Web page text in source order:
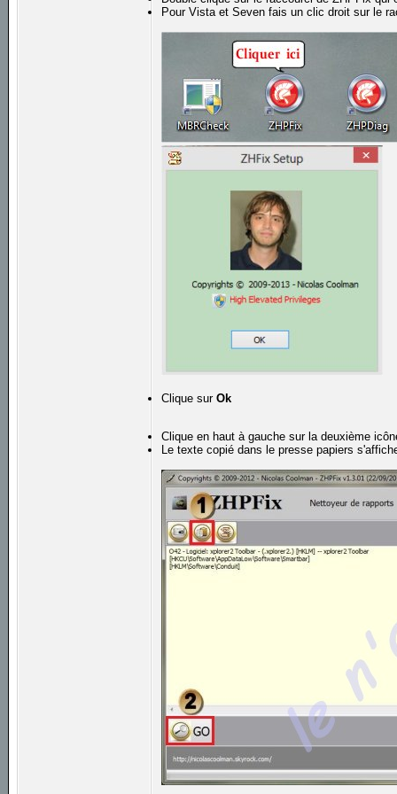
Pour Vista et Seven fais un clic droit sur le
Clique surOk
Clique en haut à gauche sur la deuxième
Le texte copié dans le presse papiers